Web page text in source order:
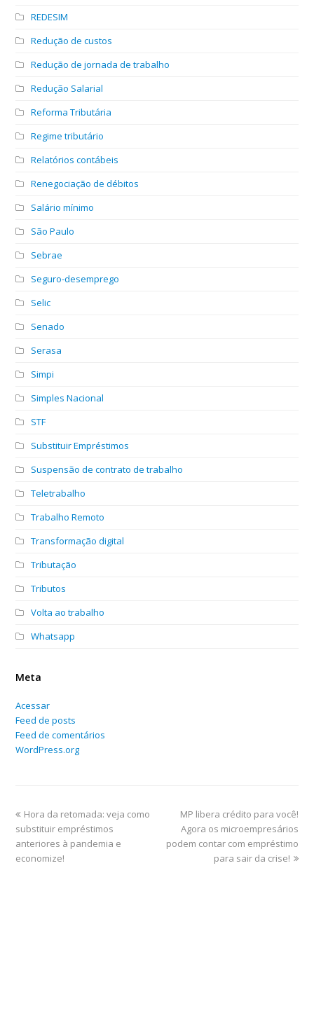
REDESIM
Redução de custos
Redução de jornada de trabalho
Redução Salarial
Reforma Tributária
Regime tributário
Relatórios contábeis
Renegociação de débitos
Salário mínimo
São Paulo
Sebrae
Seguro-desemprego
Selic
Senado
Serasa
Simpi
Simples Nacional
STF
Substituir Empréstimos
Suspensão de contrato de trabalho
Teletrabalho
Trabalho Remoto
Transformação digital
Tributação
Tributos
Volta ao trabalho
Whatsapp
Meta
Acessar
Feed de posts
Feed de comentários
WordPress.org
Hora da retomada: veja como
substituir empréstimos
anteriores à pandemia e
economize!
MP libera crédito para você!
Agora os microempresários
podem contar com empréstimo
para sair da crise!